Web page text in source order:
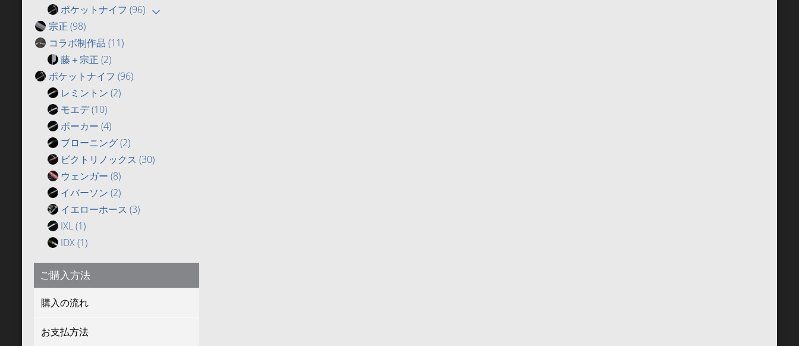
ポケットナイフ (96)
宗正 (98)
コラボ制作品 (11)
藤＋宗正 (2)
ポケットナイフ (96)
レミントン (2)
モエデ(10)
ボーカー (4)
ブローニング(2)
ビクトリノックス (30)
ウェンガー (8)
イバーソン (2)
イエローホース (3)
IXL(1)
IDX(1)
ご購入方法
購入の流れ
お支払方法